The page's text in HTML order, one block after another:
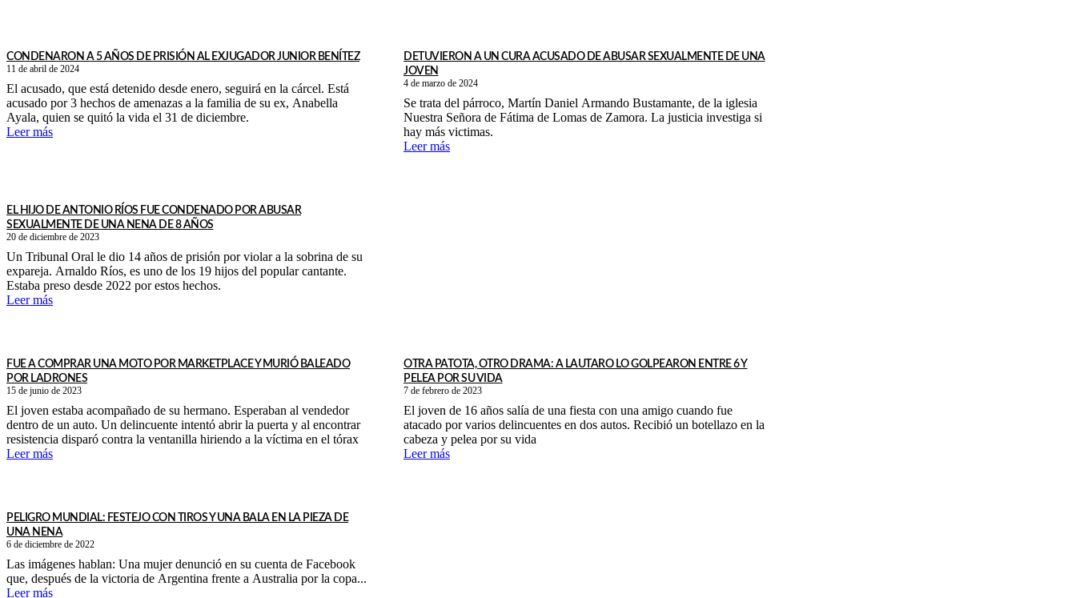
CONDENARON A 5 AÑOS DE PRISIÓN AL EXJUGADOR JUNIOR BENÍTEZ
11 de abril de 2024
El acusado, que está detenido desde enero, seguirá en la cárcel. Está
acusado por 3 hechos de amenazas a la familia de su ex, Anabella
Ayala, quien se quitó la vida el 31 de diciembre.
Leer más
DETUVIERON A UN CURA ACUSADO DE ABUSAR SEXUALMENTE DE UNA
JOVEN
4 de marzo de 2024
Se trata del párroco, Martín Daniel Armando Bustamante, de la iglesia
Nuestra Señora de Fátima de Lomas de Zamora. La justicia investiga si
hay más victimas.
Leer más
EL HIJO DE ANTONIO RÍOS FUE CONDENADO POR ABUSAR
SEXUALMENTE DE UNA NENA DE 8 AÑOS
20 de diciembre de 2023
Un Tribunal Oral le dio 14 años de prisión por violar a la sobrina de su
expareja. Arnaldo Ríos, es uno de los 19 hijos del popular cantante.
Estaba preso desde 2022 por estos hechos.
Leer más
FUE A COMPRAR UNA MOTO POR MARKETPLACE Y MURIÓ BALEADO
POR LADRONES
15 de junio de 2023
El joven estaba acompañado de su hermano. Esperaban al vendedor
dentro de un auto. Un delincuente intentó abrir la puerta y al encontrar
resistencia disparó contra la ventanilla hiriendo a la víctima en el tórax
Leer más
OTRA PATOTA, OTRO DRAMA: A LAUTARO LO GOLPEARON ENTRE 6 Y
PELEA POR SU VIDA
7 de febrero de 2023
El joven de 16 años salía de una fiesta con una amigo cuando fue
atacado por varios delincuentes en dos autos. Recibió un botellazo en la
cabeza y pelea por su vida
Leer más
PELIGRO MUNDIAL: FESTEJO CON TIROS Y UNA BALA EN LA PIEZA DE
UNA NENA
6 de diciembre de 2022
Las imágenes hablan: Una mujer denunció en su cuenta de Facebook
que, después de la victoria de Argentina frente a Australia por la copa...
Leer más